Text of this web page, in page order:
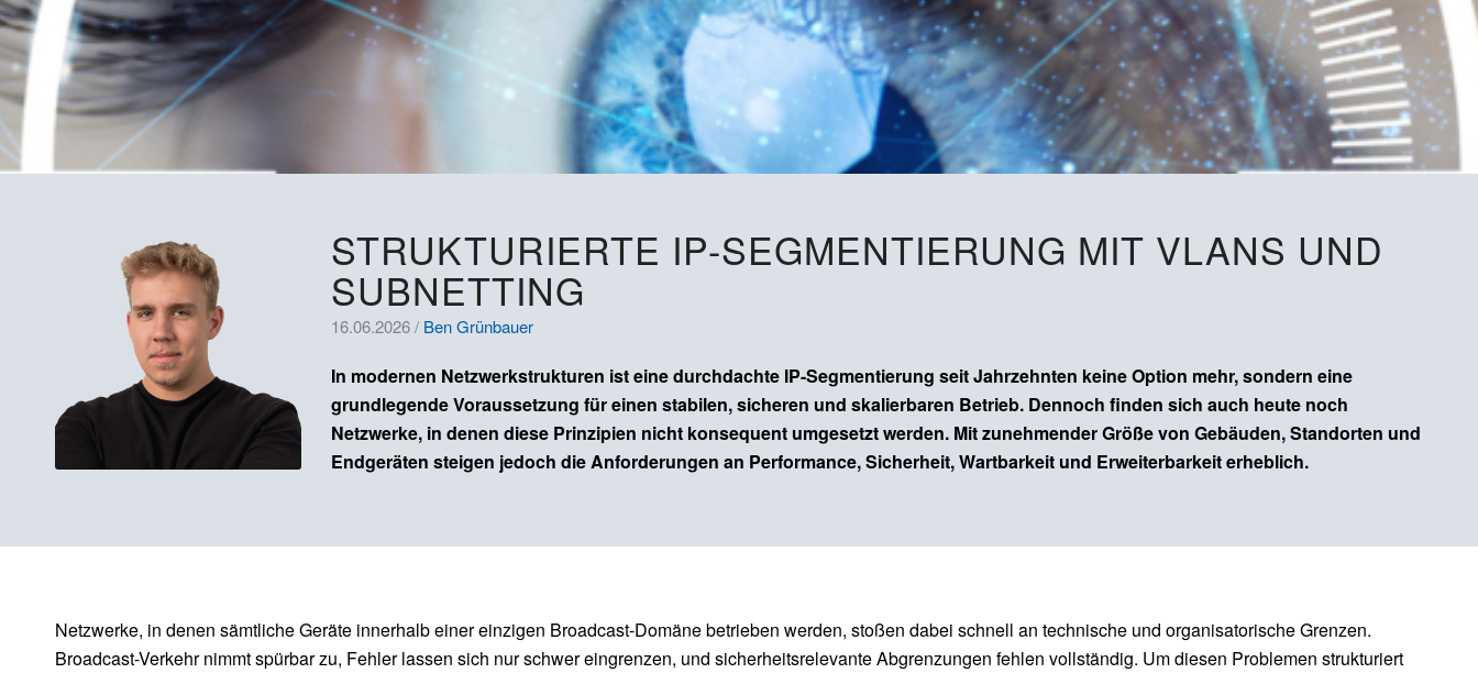
STRUKTURIERTE IP-SEGMENTIERUNG MIT VLANS UND
SUBNETTING
16.06.2026 / Ben Grünbauer
In modernen Netzwerkstrukturen ist eine durchdachte IP-Segmentierung seit Jahrzehnten keine Option mehr, sondern eine
grundlegende Voraussetzung für einen stabilen, sicheren und skalierbaren Betrieb. Dennoch finden sich auch heute noch
Netzwerke, in denen diese Prinzipien nicht konsequent umgesetzt werden. Mit zunehmender Größe von Gebäuden, Standorten und
Endgeräten steigen jedoch die Anforderungen an Performance, Sicherheit, Wartbarkeit und Erweiterbarkeit erheblich.
Netzwerke, in denen sämtliche Geräte innerhalb einer einzigen Broadcast-Domäne betrieben werden, stoßen dabei schnell an technische und organisatorische Grenzen.
Broadcast-Verkehr nimmt spürbar zu, Fehler lassen sich nur schwer eingrenzen, und sicherheitsrelevante Abgrenzungen fehlen vollständig. Um diesen Problemen strukturiert